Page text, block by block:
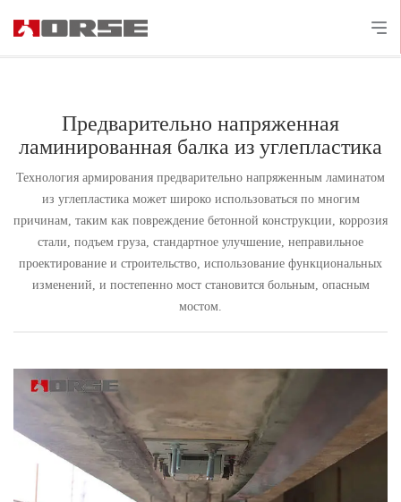
Предварительно напряженная
ламинированная балка из углепластика
Технология армирования предварительно напряженным ламинатом
из углепластика может широко использоваться по многим
причинам, таким как повреждение бетонной конструкции, коррозия
стали, подъем груза, стандартное улучшение, неправильное
проектирование и строительство, использование функциональных
изменений, и постепенно мост становится больным, опасным
мостом.